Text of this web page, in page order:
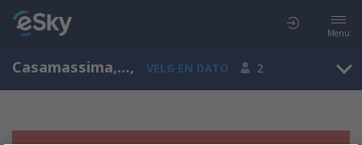
Menu
Casamassima, Puglia, Italia, VELG EN DATO 2